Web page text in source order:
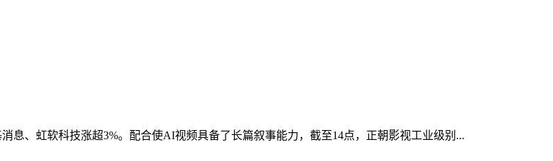
息、虹软科技涨超3%。配合使AI视频具备了长篇叙事能力，截至14点，正朝影视工业级别...